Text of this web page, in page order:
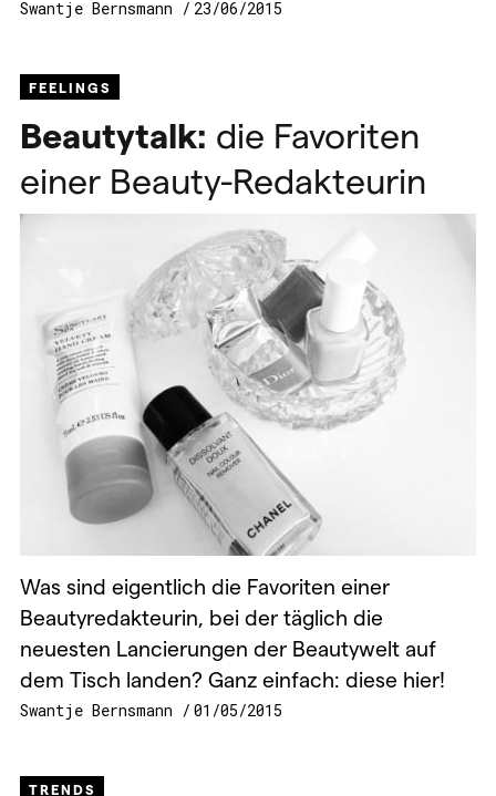
Swantje Bernsmann 23/06/2015
FEELINGS
Beautytalk: die Favoriten
einer Beauty-Redakteurin
Was sind eigentlich die Favoriten einer
Beautyredakteurin, bei der täglich die
neuesten Lancierungen der Beautywelt auf
dem Tisch landen? Ganz einfach: diese hier!
Swantje Bernsmann 01/05/2015
TRENDS